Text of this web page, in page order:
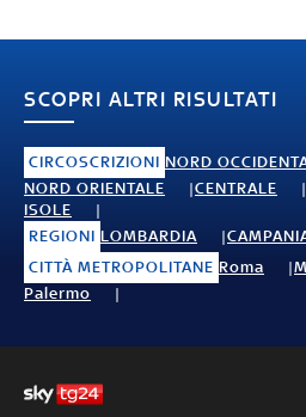
SCOPRI ALTRI RISULTATI
CIRCOSCRIZIONI NORD
NORD ORIENTALE
CENTRALE
ISOLE
REGIONI LOMBARDIA
CITTÀ METROPOLITANE Roma
Palermo